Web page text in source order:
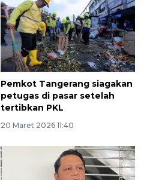
Pemkot Tangerang siagakan
petugas di pasar setelah
tertibkan PKL
20 Maret 2026 11:40